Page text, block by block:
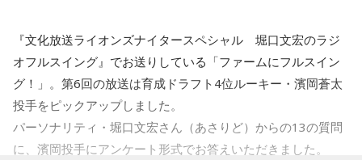
ューまでスラストンズ / Telepathy / Doona / '97,Kids / なき
ごと / Natsudaidai / 名無し之太郎 / Nape / ねぎ塩豚丼 /
No.MEN / PAIL OUT / パキルカ / ハク。 / バチカン市国に愛
されたい / PULPS / 板歯目 / ひおり / 日乃まそら / Viewtrade
/ First Love is Never Returned / フジタカコ / Black petrol /
Fluffy / BlueVeil / Baby Canta / BESPER / berry meet /
ステーキ
9．今一番欲しいものは？
夏服
10．野球以外での「こだわり」はありますか？
『文化放送ライオンズナイタースペシャル 堀口文宏のラジ
オフルスイング』でお送りしている「ファームにフルスイン
グ！」。第6回の放送は育成ドラフト4位ルーキー・濱岡蒼太
投手をピックアップしました。
パーソナリティ・堀口文宏さん（あさりど）からの13の質問
に、濱岡投手にアンケート形式でお答えいただきました。